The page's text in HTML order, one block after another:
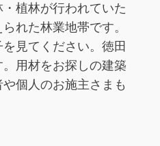
植林が行われていた
れた林業地帯です。
見てください。徳田
用材をお探しの建築
個人のお施主さまも